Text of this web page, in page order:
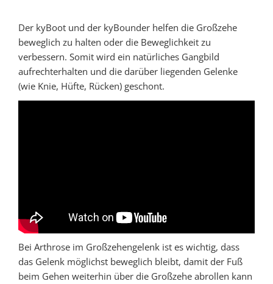
Der kyBoot und der kyBounder helfen die Großzehe
beweglich zu halten oder die Beweglichkeit zu
verbessern. Somit wird ein natürliches Gangbild
aufrechterhalten und die darüber liegenden Gelenke
(wie Knie, Hüfte, Rücken) geschont.
Bei Arthrose im Großzehengelenk ist es wichtig, dass
das Gelenk möglichst beweglich bleibt, damit der Fuß
beim Gehen weiterhin über die Großzehe abrollen kann